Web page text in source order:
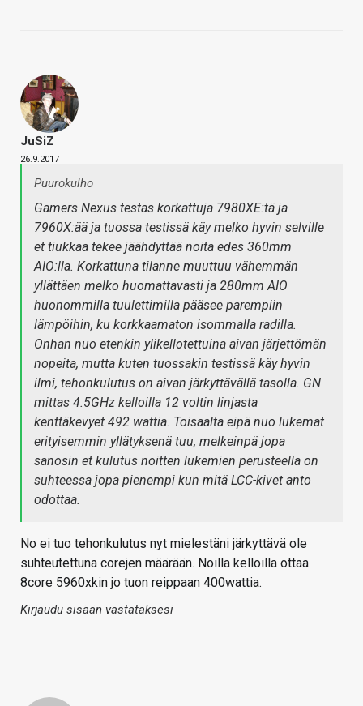
JuSiZ
26.9.2017
Puurokulho
Gamers Nexus testas korkattuja 7980XE:tä ja
7960X:ää ja tuossa testissä käy melko hyvin selville
et tiukkaa tekee jäähdyttää noita edes 360mm
AIO:lla. Korkattuna tilanne muuttuu vähemmän
yllättäen melko huomattavasti ja 280mm AIO
huonommilla tuulettimilla pääsee parempiin
lämpöihin, ku korkkaamaton isommalla radilla.
Onhan nuo etenkin ylikellotettuina aivan järjettömän
nopeita, mutta kuten tuossakin testissä käy hyvin
ilmi, tehonkulutus on aivan järkyttävällä tasolla. GN
mittas 4.5GHz kelloilla 12 voltin linjasta
kenttäkevyet 492 wattia. Toisaalta eipä nuo lukemat
erityisemmin yllätyksenä tuu, melkeinpä jopa
sanosin et kulutus noitten lukemien perusteella on
suhteessa jopa pienempi kun mitä LCC-kivet anto
odottaa.
No ei tuo tehonkulutus nyt mielestäni järkyttävä ole
suhteutettuna corejen määrään. Noilla kelloilla ottaa
8core 5960xkin jo tuon reippaan 400wattia.
Kirjaudu sisään vastataksesi